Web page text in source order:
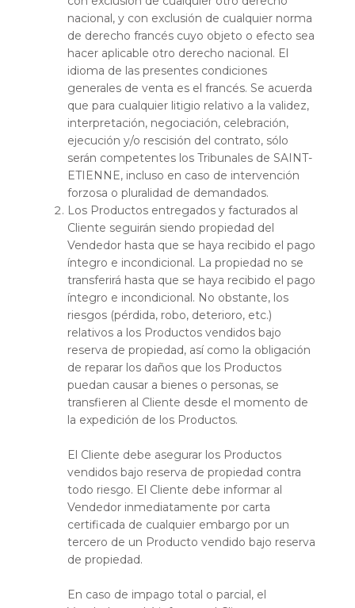
nacional, y con exclusión de cualquier norma
de derecho francés cuyo objeto o efecto sea
hacer aplicable otro derecho nacional. El
idioma de las presentes condiciones
generales de venta es el francés. Se acuerda
que para cualquier litigio relativo a la validez,
interpretación, negociación, celebración,
ejecución y/o rescisión del contrato, sólo
serán competentes los Tribunales de SAINT-
ETIENNE, incluso en caso de intervención
forzosa o pluralidad de demandados.
Los Productos entregados y facturados al
Cliente seguirán siendo propiedad del
Vendedor hasta que se haya recibido el pago
íntegro e incondicional. La propiedad no se
transferirá hasta que se haya recibido el pago
íntegro e incondicional. No obstante, los
riesgos (pérdida, robo, deterioro, etc.)
relativos a los Productos vendidos bajo
reserva de propiedad, así como la obligación
de reparar los daños que los Productos
puedan causar a bienes o personas, se
transfieren al Cliente desde el momento de
la expedición de los Productos.
El Cliente debe asegurar los Productos
vendidos bajo reserva de propiedad contra
todo riesgo. El Cliente debe informar al
Vendedor inmediatamente por carta
certificada de cualquier embargo por un
tercero de un Producto vendido bajo reserva
de propiedad.
En caso de impago total o parcial, el